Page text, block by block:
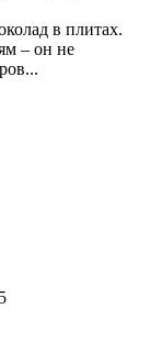
в плитах.
– он не